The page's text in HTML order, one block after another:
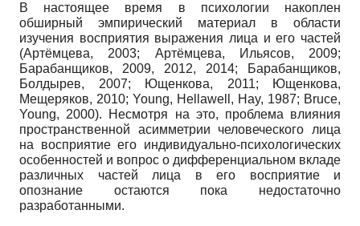
В настоящее время в психологии накоплен
обширный эмпирический материал в области
изучения восприятия выражения лица и его частей
(Артёмцева, 2003; Артёмцева, Илья­сов, 2009;
Барабанщиков, 2009, 2012, 2014; Барабанщиков,
Болдырев, 2007; Ющенкова, 2011; Ющенкова,
Мещеряков, 2010; Young, Hellawell, Hay, 1987; Bruce,
Young, 2000). Несмотря на это, проблема влияния
пространственной асимметрии человеческого лица
на восприятие его индивидуально-психологических
особенностей и вопрос о дифференциальном вкладе
различных частей лица в его восприятие и
опознание остаются пока недостаточно
разработанными.